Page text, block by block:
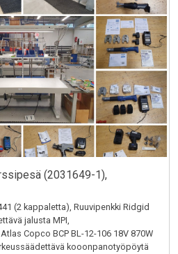
(2031649-1),
(2 kappaletta), Ruuvipenkki Ridgid
jalusta MPI,
Copco BCP BL-12-106 18V 870W
kooonpanotyöpöytä